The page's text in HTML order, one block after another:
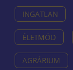
INGATLAN
ÉLETMÓD
AGRÁRIUM